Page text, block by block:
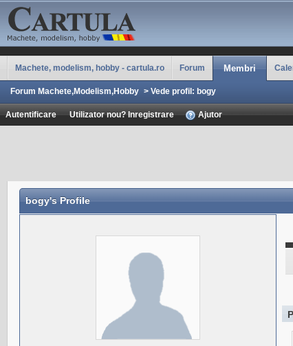
Machete, modelism, hobby - cartula.ro Forum Membri
Forum Machete,Modelism,Hobby > Vede profil: bogy
Autentificare Utilizator nou? Inregistrare Ajutor
bogy's Profile